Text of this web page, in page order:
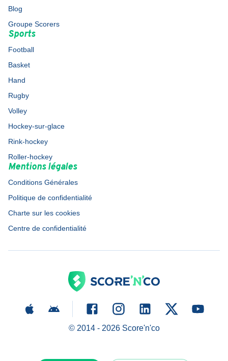
Blog
Groupe Scorers
Sports
Football
Basket
Hand
Rugby
Volley
Hockey-sur-glace
Rink-hockey
Roller-hockey
Mentions légales
Conditions Générales
Politique de confidentialité
Charte sur les cookies
Centre de confidentialité
© 2014 - 2026Score'n'co